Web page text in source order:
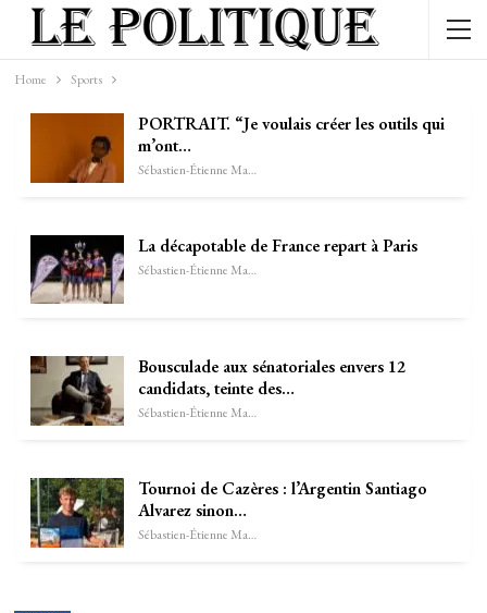
Home Sports
PORTRAIT. “Je voulais créer les outils qui
m’ont…
Sébastien-Étienne Marechal
La décapotable de France repart à Paris
Sébastien-Étienne Marechal
Bousculade aux sénatoriales envers 12
candidats, teinte des…
Sébastien-Étienne Marechal
Tournoi de Cazères : l’Argentin Santiago
Alvarez sinon…
Sébastien-Étienne Marechal